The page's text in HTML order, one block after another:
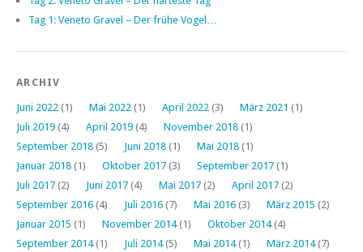
Tag 1: Veneto Gravel – Der frühe Vogel…
ARCHIV
Juni 2022 (1) Mai 2022 (1) April 2022 (3) März 2021 (1)
Juli 2019 (4) April 2019 (4) November 2018 (1)
September 2018 (5) Juni 2018 (1) Mai 2018 (1)
Januar 2018 (1) Oktober 2017 (3) September 2017 (1)
Juli 2017 (2) Juni 2017 (4) Mai 2017 (2) April 2017 (2)
September 2016 (4) Juli 2016 (7) Mai 2016 (3) März 2015 (2)
Januar 2015 (1) November 2014(1) Oktober 2014(4)
September 2014(1) Juli 2014(5) Mai 2014(1) März 2014(7)